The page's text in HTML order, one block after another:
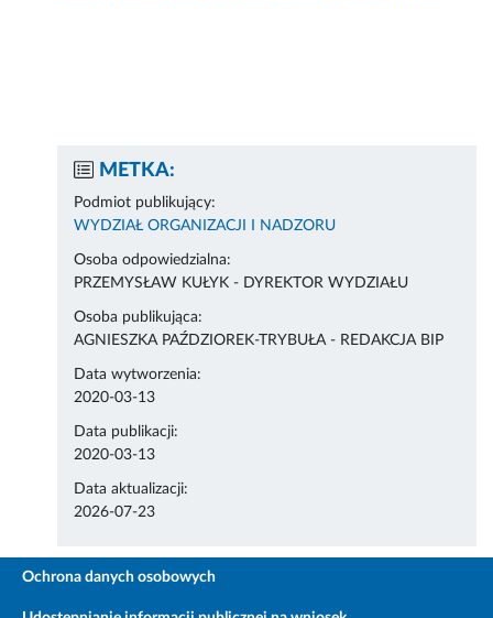
METKA:
Podmiot publikujący:
WYDZIAŁ ORGANIZACJI I NADZORU
Osoba odpowiedzialna:
PRZEMYSŁAW KUŁYK - DYREKTOR WYDZIAŁU
Osoba publikująca:
AGNIESZKA PAŹDZIOREK-TRYBUŁA - REDAKCJA BIP
Data wytworzenia:
2020-03-13
Data publikacji:
2020-03-13
Data aktualizacji:
2026-07-23
Ochrona danych osobowych